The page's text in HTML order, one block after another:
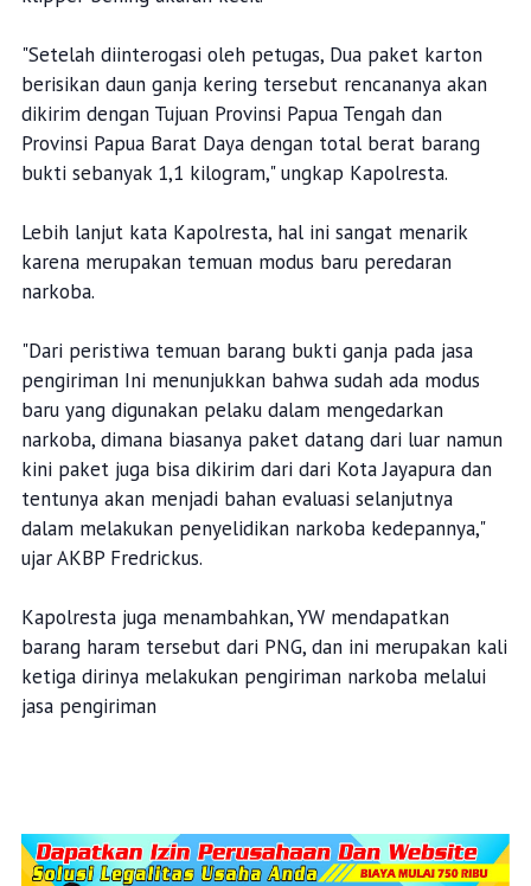
"Setelah diinterogasi oleh petugas, Dua paket karton
berisikan daun ganja kering tersebut rencananya akan
dikirim dengan Tujuan Provinsi Papua Tengah dan
Provinsi Papua Barat Daya dengan total berat barang
bukti sebanyak 1,1 kilogram," ungkap Kapolresta.
Lebih lanjut kata Kapolresta, hal ini sangat menarik
karena merupakan temuan modus baru peredaran
narkoba.
"Dari peristiwa temuan barang bukti ganja pada jasa
pengiriman Ini menunjukkan bahwa sudah ada modus
baru yang digunakan pelaku dalam mengedarkan
narkoba, dimana biasanya paket datang dari luar namun
kini paket juga bisa dikirim dari dari Kota Jayapura dan
tentunya akan menjadi bahan evaluasi selanjutnya
dalam melakukan penyelidikan narkoba kedepannya,"
ujar AKBP Fredrickus.
Kapolresta juga menambahkan, YW mendapatkan
barang haram tersebut dari PNG, dan ini merupakan kali
ketiga dirinya melakukan pengiriman narkoba melalui
jasa pengiriman